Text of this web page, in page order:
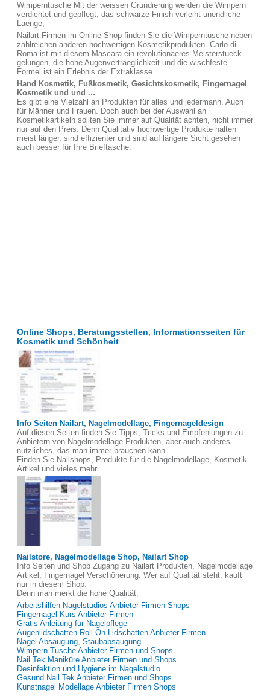
Wimperntusche Mit der weissen Grundierung werden die Wimpern
verdichtet und gepflegt, das schwarze Finish verleiht unendliche
Laenge,
Nailart Firmen im Online Shop finden Sie die Wimperntusche neben
zahlreichen anderen hochwertigen Kosmetikprodukten. Carlo di
Roma ist mit diesem Mascara ein revolutionaeres Meisterstueck
gelungen, die hohe Augenvertraeglichkeit und die wischfeste
Formel ist ein Erlebnis der Extraklasse
Hand Kosmetik, Fußkosmetik, Gesichtskosmetik, Fingernagel
Kosmetik und und ...
Es gibt eine Vielzahl an Produkten für alles und jedermann. Auch
für Männer und Frauen. Doch auch bei der Auswahl an
Kosmetikartikeln sollten Sie immer auf Qualität achten, nicht immer
nur auf den Preis. Denn Qualitativ hochwertige Produkte halten
meist länger, sind effizienter und sind auf längere Sicht gesehen
auch besser für Ihre Brieftasche.
Online Shops, Beratungsstellen, Informationsseiten für
Kosmetik und Schönheit
Info Seiten Nailart, Nagelmodellage, Fingernageldesign
Auf diesen Seiten finden Sie Tipps, Tricks und Empfehlungen zu
Anbietern von Nagelmodellage Produkten, aber auch anderes
nützliches, das man immer brauchen kann.
Finden Sie Nailshops, Produkte für die Nagelmodellage, Kosmetik
Artikel und vieles mehr......
Nailstore, Nagelmodellage Shop, Nailart Shop
Info Seiten und Shop Zugang zu Nailart Produkten, Nagelmodellage
Artikel, Fingernagel Verschönerung. Wer auf Qualität steht, kauft
nur in diesem Shop.
Denn man merkt die hohe Qualität.
Arbeitshilfen Nagelstudios Anbieter Firmen Shops
Fingernagel Kurs Anbieter Firmen
Gratis Anleitung für Nagelpflege
Augenlidschatten Roll On Lidschatten Anbieter Firmen
Nagel Absaugung, Staubabsaugung
Wimpern Tusche Anbieter Firmen und Shops
Nail Tek Maniküre Anbieter Firmen und Shops
Desinfektion und Hygiene im Nagelstudio
Gesund Nail Tek Anbieter Firmen und Shops
Kunstnagel Modellage Anbieter Firmen Shops